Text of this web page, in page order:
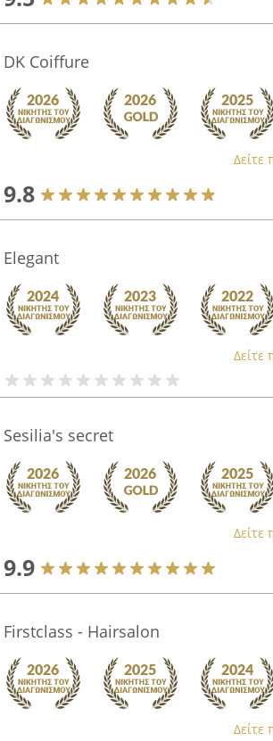
DK Coiffure
Δείτε
9.8
Elegant
Δείτε
Sesilia's secret
Δείτε
9.9
Firstclass - Hairsalon
Δείτε